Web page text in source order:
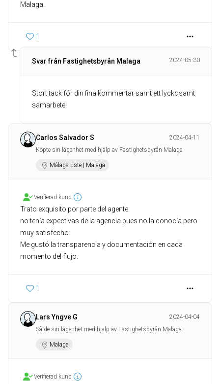
Malaga.
1
Svar från Fastighetsbyrån Malaga 2024-05-30
Stort tack för din fina kommentar samt ett lyckosamt
samarbete!
Carlos Salvador S
2024-04-11
Köpte sin lägenhet med hjälp av Fastighetsbyrån Malaga
Málaga Este | Malaga
Verifierad kund
Trato exquisito por parte del agente.
no tenía expectivas de la agencia pues no la conocía pero
muy satisfecho.
Me gustó la transparencia y documentación en cada
1
Lars Yngve G
2024-04-04
Sålde sin lägenhet med hjälp av Fastighetsbyrån Malaga
Malaga
Verifierad kund